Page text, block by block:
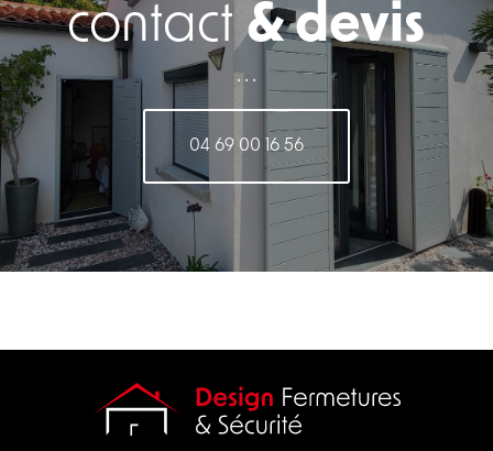
contact& devis
. . .
04 69 00 16 56